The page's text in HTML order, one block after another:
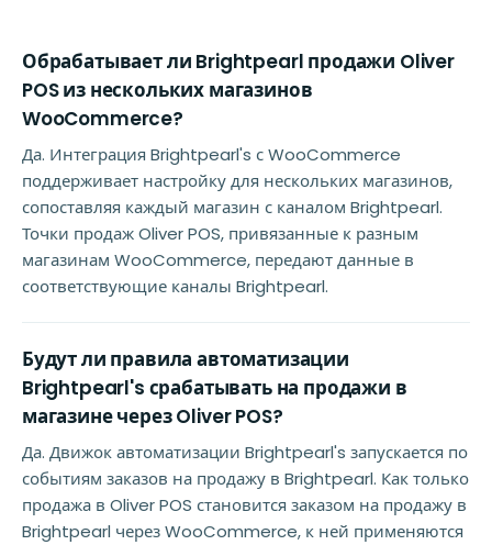
Обрабатывает ли Brightpearl продажи Oliver
POS из нескольких магазинов
WooCommerce?
Да. Интеграция Brightpearl's с WooCommerce
поддерживает настройку для нескольких магазинов,
сопоставляя каждый магазин с каналом Brightpearl.
Точки продаж Oliver POS, привязанные к разным
магазинам WooCommerce, передают данные в
соответствующие каналы Brightpearl.
Будут ли правила автоматизации
Brightpearl's срабатывать на продажи в
магазине через Oliver POS?
Да. Движок автоматизации Brightpearl's запускается по
событиям заказов на продажу в Brightpearl. Как только
продажа в Oliver POS становится заказом на продажу в
Brightpearl через WooCommerce, к ней применяются